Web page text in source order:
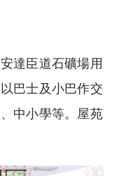
達臣道石礦場用
巴士及小巴作交
中小學等。屋苑